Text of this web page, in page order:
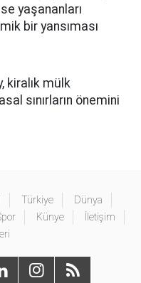
yaşananları
bir yansıması
kiralık mülk
sınırların önemini
Türkiye
Dünya
Künye
İletişim